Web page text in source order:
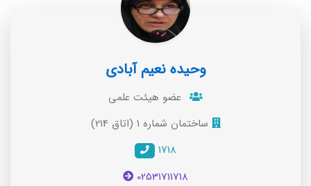
وحیده نعیم آبادی
عضو هیئت علمی
ساختمان شماره 1 (اتاق 214)
1718
02531711718